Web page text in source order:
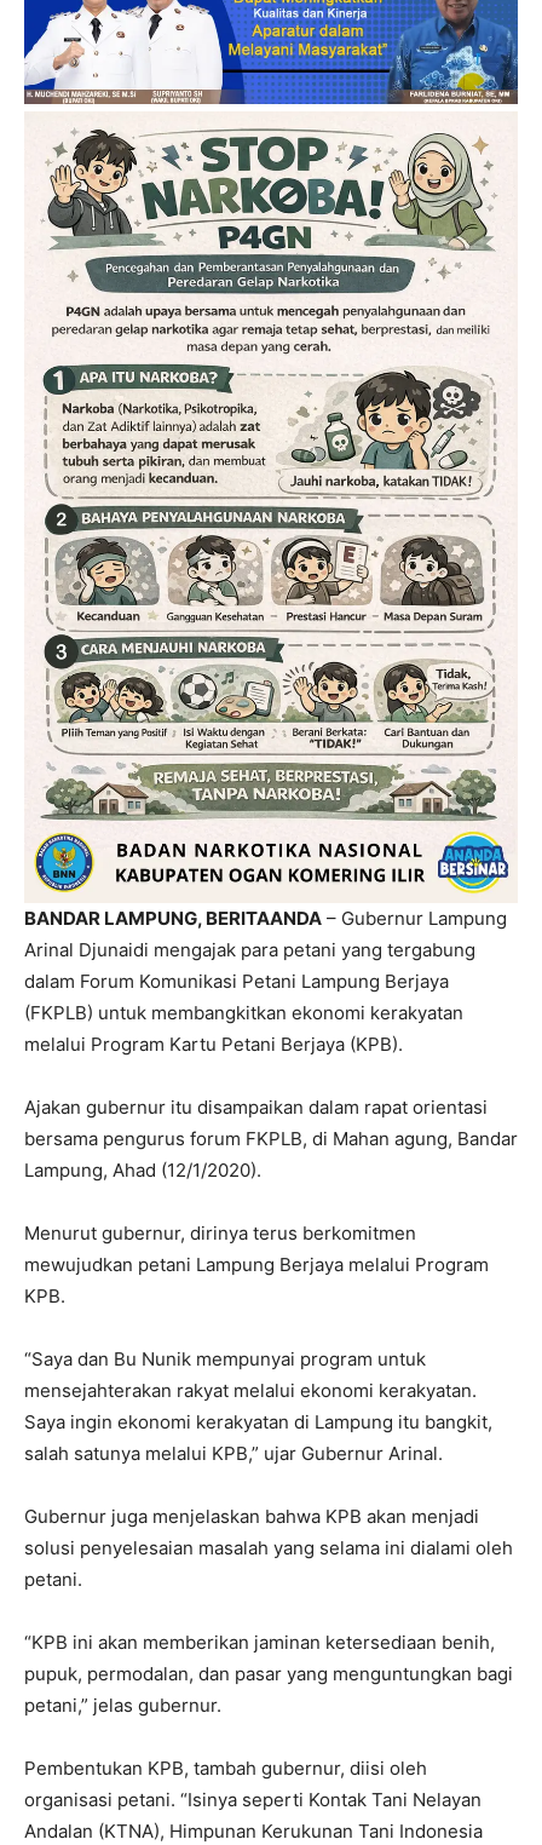
BANDAR LAMPUNG, BERITAANDA – Gubernur Lampung
Arinal Djunaidi mengajak para petani yang tergabung
dalam Forum Komunikasi Petani Lampung Berjaya
(FKPLB) untuk membangkitkan ekonomi kerakyatan
melalui Program Kartu Petani Berjaya (KPB).
Ajakan gubernur itu disampaikan dalam rapat orientasi
bersama pengurus forum FKPLB, di Mahan agung, Bandar
Lampung, Ahad (12/1/2020).
Menurut gubernur, dirinya terus berkomitmen
mewujudkan petani Lampung Berjaya melalui Program
KPB.
“Saya dan Bu Nunik mempunyai program untuk
mensejahterakan rakyat melalui ekonomi kerakyatan.
Saya ingin ekonomi kerakyatan di Lampung itu bangkit,
salah satunya melalui KPB,” ujar Gubernur Arinal.
Gubernur juga menjelaskan bahwa KPB akan menjadi
solusi penyelesaian masalah yang selama ini dialami oleh
petani.
“KPB ini akan memberikan jaminan ketersediaan benih,
pupuk, permodalan, dan pasar yang menguntungkan bagi
petani,” jelas gubernur.
Pembentukan KPB, tambah gubernur, diisi oleh
organisasi petani. “Isinya seperti Kontak Tani Nelayan
Andalan (KTNA), Himpunan Kerukunan Tani Indonesia